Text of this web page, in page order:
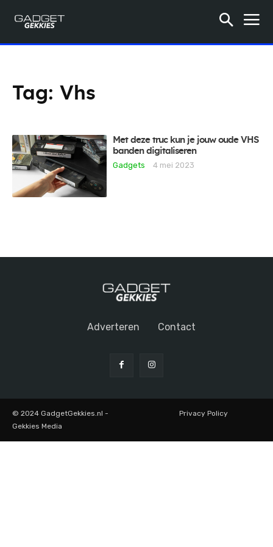
Tag: Vhs
Met deze truc kun je jouw oude VHS
banden digitaliseren
Gadgets
4 mei 2023
Adverteren Contact
© 2024 GadgetGekkies.nl -
Gekkies Media
Privacy Policy